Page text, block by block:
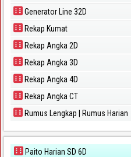
Generator Line 32D
Rekap Kumat
Rekap Angka 2D
Rekap Angka 3D
Rekap Angka 4D
Rekap Angka CT
Rumus Lengkap | Rumus Harian
Paito Harian SD 6D